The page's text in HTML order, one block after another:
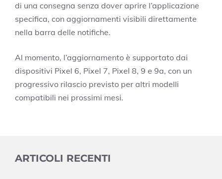
di una consegna senza dover aprire l’applicazione
specifica, con aggiornamenti visibili direttamente
nella barra delle notifiche.
Al momento, l’aggiornamento è supportato dai
dispositivi Pixel 6, Pixel 7, Pixel 8, 9 e 9a, con un
progressivo rilascio previsto per altri modelli
compatibili nei prossimi mesi.
ARTICOLI RECENTI